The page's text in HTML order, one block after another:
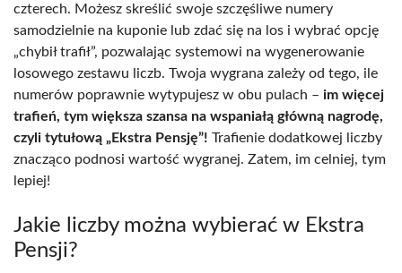
czterech. Możesz skreślić swoje szczęśliwe numery
samodzielnie na kuponie lub zdać się na los i wybrać opcję
„chybił trafił”, pozwalając systemowi na wygenerowanie
losowego zestawu liczb. Twoja wygrana zależy od tego, ile
numerów poprawnie wytypujesz w obu pulach – im więcej
trafień, tym większa szansa na wspaniałą główną nagrodę,
czyli tytułową „Ekstra Pensję”! Trafienie dodatkowej liczby
znacząco podnosi wartość wygranej. Zatem, im celniej, tym
lepiej!
Jakie liczby można wybierać w Ekstra
Pensji?